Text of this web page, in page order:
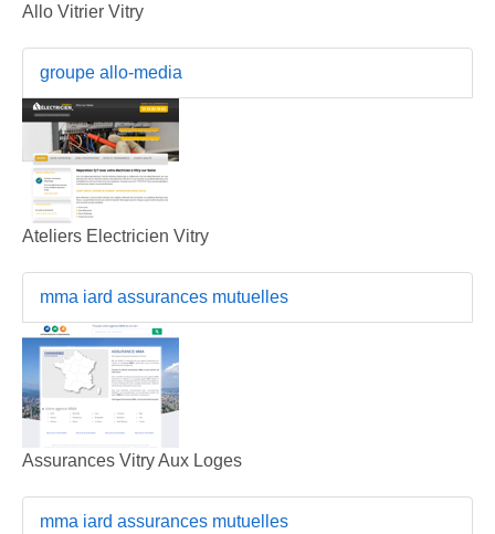
Allo Vitrier Vitry
groupe allo-media
Ateliers Electricien Vitry
mma iard assurances mutuelles
Assurances Vitry Aux Loges
mma iard assurances mutuelles